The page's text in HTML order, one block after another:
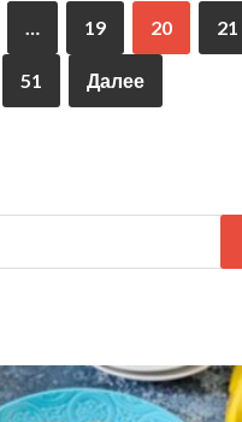
… 19 20 21
51 Далее